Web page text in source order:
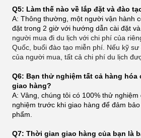
Q5: Làm thế nào về lắp đặt và đào
A: Thông thường, một người vận hành
đặt trong 2 giờ với hướng dẫn cài đặt và
người mua đi du lịch với chi phí của
Quốc, buổi đào tạo miễn phí. Nếu kỹ
của người mua, tất cả chi phí du lịch
Q6: Bạn thử nghiệm tất cả hàng
giao hàng?
A: Vâng, chúng tôi có 100% thử
nghiệm trước khi giao hàng để đảm
phẩm.
Q7: Thời gian giao hàng của bạn là